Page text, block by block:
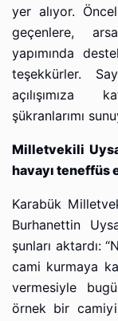
yer alıyor.
geçenlere,
yapımında
teşekkürler.
açılışımıza
şükranlarımı
Milletvekili
havayı teneffüs
Karabük
Burhanettin
şunları aktardı:
cami kurmaya
vermesiyle
örnek bir